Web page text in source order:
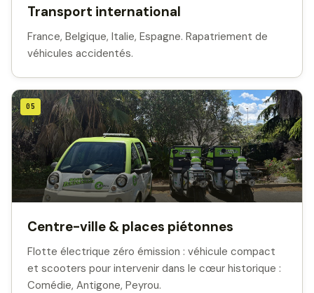
Transport international
France, Belgique, Italie, Espagne. Rapatriement de
véhicules accidentés.
05
Centre-ville & places piétonnes
Flotte électrique zéro émission : véhicule compact
et scooters pour intervenir dans le cœur historique :
Comédie, Antigone, Peyrou.